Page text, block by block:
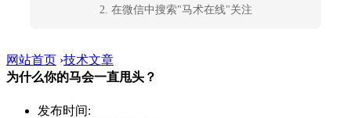
2. 在微信中搜索"马术在线"关注
网站首页 ›技术文章
为什么你的马会一直甩头？
发布时间: